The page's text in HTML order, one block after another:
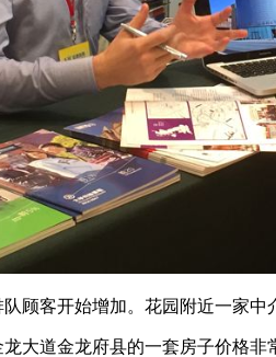
顾客开始增加。花园附近一家
大道金龙府县的一套房子价格